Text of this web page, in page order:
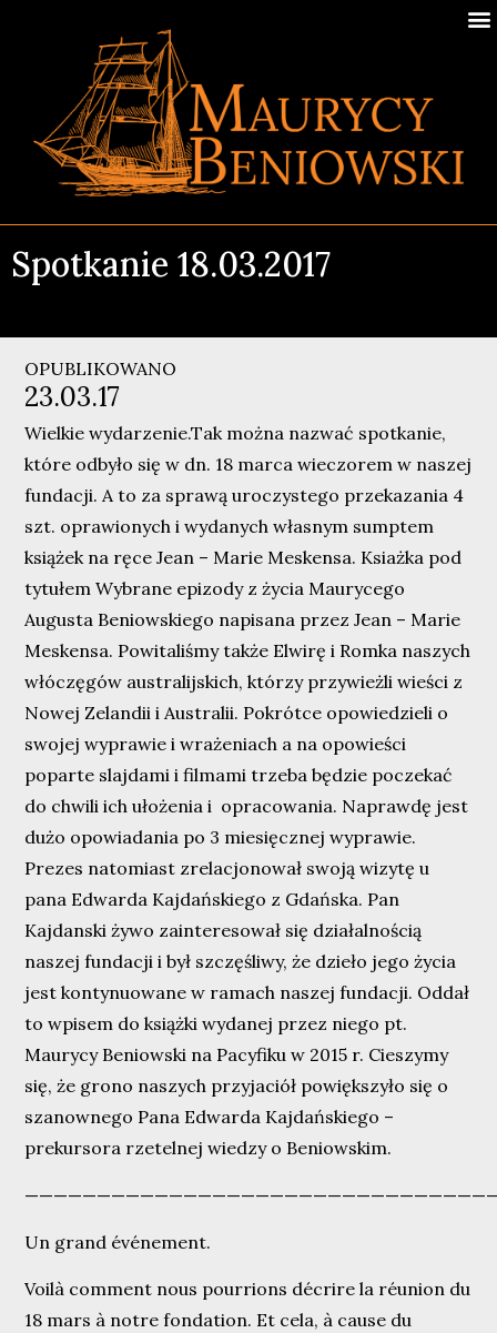
Spotkanie 18.03.2017
OPUBLIKOWANO
23.03.17
Wielkie wydarzenie.Tak można nazwać spotkanie,
które odbyło się w dn. 18 marca wieczorem w naszej
fundacji. A to za sprawą uroczystego przekazania 4
szt. oprawionych i wydanych własnym sumptem
książek na ręce Jean – Marie Meskensa. Ksiażka pod
tytułem Wybrane epizody z życia Maurycego
Augusta Beniowskiego napisana przez Jean – Marie
Meskensa. Powitaliśmy także Elwirę i Romka naszych
włóczęgów australijskich, którzy przywieżli wieści z
Nowej Zelandii i Australii. Pokrótce opowiedzieli o
swojej wyprawie i wrażeniach a na opowieści
poparte slajdami i filmami trzeba będzie poczekać
do chwili ich ułożenia i opracowania. Naprawdę jest
dużo opowiadania po 3 miesięcznej wyprawie.
Prezes natomiast zrelacjonował swoją wizytę u
pana Edwarda Kajdańskiego z Gdańska. Pan
Kajdanski żywo zainteresował się działalnością
naszej fundacji i był szczęśliwy, że dzieło jego życia
jest kontynuowane w ramach naszej fundacji. Oddał
to wpisem do książki wydanej przez niego pt.
Maurycy Beniowski na Pacyfiku w 2015 r. Cieszymy
się, że grono naszych przyjaciół powiększyło się o
szanownego Pana Edwarda Kajdańskiego –
prekursora rzetelnej wiedzy o Beniowskim.
Un grand événement.
Voilà comment nous pourrions décrire la réunion du
18 mars à notre fondation. Et cela, à cause du